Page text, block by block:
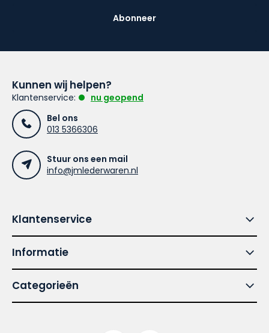
Abonneer
Kunnen wij helpen?
Klantenservice:
nu geopend
Bel ons
013 5366306
Stuur ons een mail
info@jmlederwaren.nl
Klantenservice
Informatie
Categorieën